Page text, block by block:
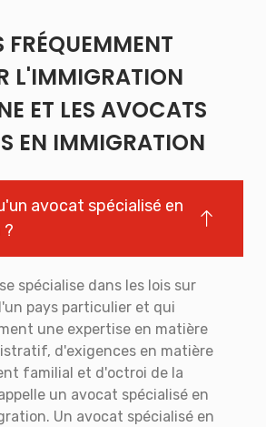
FRÉQUEMMENT
L'IMMIGRATION
ET LES AVOCATS
EN IMMIGRATION
avocat spécialisé en
spécialise dans les lois sur
pays particulier et qui
une expertise en matière
d'exigences en matière
familial et d'octroi de la
un avocat spécialisé en
Un avocat spécialisé en